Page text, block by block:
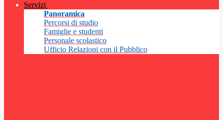
Servizi
Panoramica
Percorsi di studio
Famiglie e studenti
Personale scolastico
Ufficio Relazioni con il Pubblico